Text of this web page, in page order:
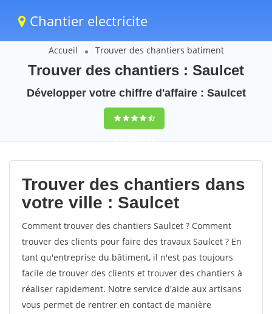
Chantier electricite
Accueil Trouver des chantiers batiment
Trouver des chantiers : Saulcet
Développer votre chiffre d'affaire : Saulcet
9,5(100%)61
votes
Trouver des chantiers dans
votre ville : Saulcet
Comment trouver des chantiers Saulcet ? Comment
trouver des clients pour faire des travaux Saulcet ? En
tant qu'entreprise du bâtiment, il n'est pas toujours
facile de trouver des clients et trouver des chantiers à
réaliser rapidement. Notre service d'aide aux artisans
vous permet de rentrer en contact de manière